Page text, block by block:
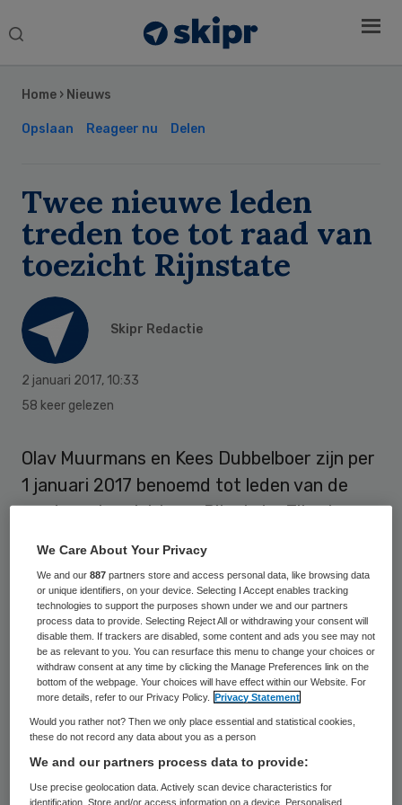
Search
Home › Nieuws
Opslaan Reageer nu Delen
Twee nieuwe leden
treden toe tot raad van
toezicht Rijnstate
Skipr Redactie
2 januari 2017, 10:33
58 keer gelezen
Olav Muurmans en Kees Dubbelboer zijn per
1 januari 2017 benoemd tot leden van de
raad van toezicht van Rijnstate. Zij volgen
beiden terugtreden vanwege het
volbrengen van hun maximale statutaire
termijn van acht jaar.
Kees Dubbelboer is een finance professional
met brede internationale ervaring. Hij is
onder meer werkzaam geweest bij Alliander
als Manager Corporate Control en
bekleedde verschillende (senior)
managementposities bij Royal Dutch Shell.
Sidebar
We Care About Your Privacy
We and our887 partners store and access personal data, like browsing data
or unique identifiers, on your device. Selecting I Accept enables tracking
technologies to support the purposes shown under we and our partners
process data to provide. Selecting Reject All or withdrawing your consent will
disable them. If trackers are disabled, some content and ads you see may not
be as relevant to you. You can resurface this menu to change your choices or
withdraw consent at any time by clicking the Manage Preferences link on the
bottom of the webpage. Your choices will have effect within our Website. For
more details, refer to our Privacy Policy.
Privacy Statement
Would you rather not? Then we only place essential and statistical cookies,
these do not record any data about you as a person
We and our partners process data to provide:
Use precise geolocation data. Actively scan device characteristics for
identification. Store and/or access information on a device. Personalised